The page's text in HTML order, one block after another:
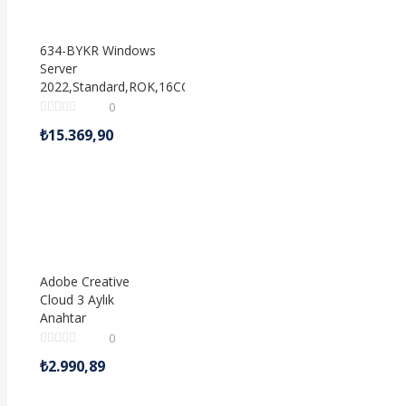
634-BYKR Windows
Server
2022,Standard,ROK,16CORE
0
₺15.369,90
Adobe Creative
Cloud 3 Aylık
Anahtar
0
₺2.990,89